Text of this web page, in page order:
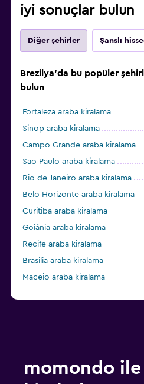
iyi sonuçlar bulun
Diğer şehirler Şanslı
Brezilya'da bu popüler
bulun
Fortaleza araba kiralama
Sinop araba kiralama
Campo Grande araba kiralama
Sao Paulo araba kiralama
Rio de Janeiro araba kiralama
Belo Horizonte araba kiralama
Curitiba araba kiralama
Goiânia araba kiralama
Recife araba kiralama
Brasilia araba kiralama
Maceio araba kiralama
momondo ile